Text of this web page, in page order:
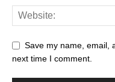
Save my name, email,
next time I comment.